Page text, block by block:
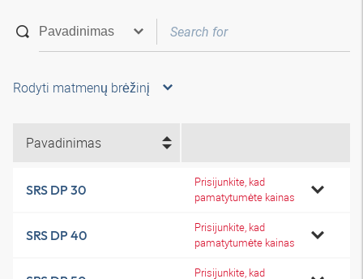
Rodyti matmenų brėžinį
Pavadinimas
SRS DP 30
Prisijunkite, kad
pamatytumėte kainas
SRS DP 40
Prisijunkite, kad
pamatytumėte kainas
Prisijunkite, kad